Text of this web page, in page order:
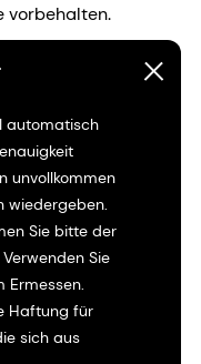
automatisch
unvollkommen
wiedergeben.
Sie bitte der
Sie
Ermessen.
Haftung für
sich aus
vorbehalten.